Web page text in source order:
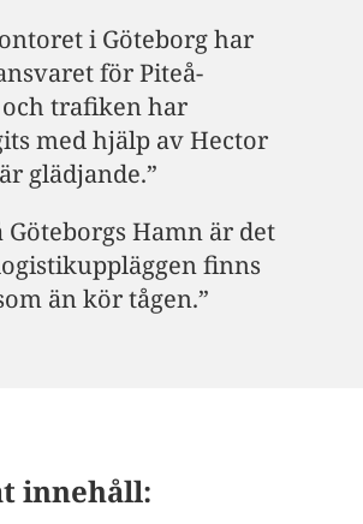
i Göteborg har
för Piteå-
trafiken har
med hjälp av Hector
glädjande.”
Göteborgs Hamn är det
finns
än kör tågen.”
innehåll: